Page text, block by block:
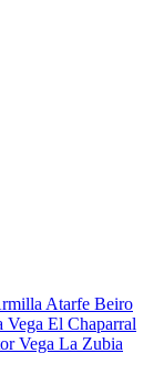
Atarfe Beiro
Vega El Chaparral
Vega La Zubia